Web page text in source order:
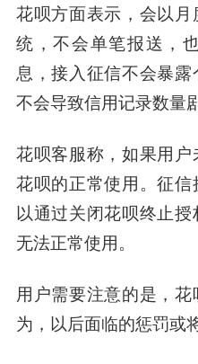
花呗方面表示， 会以月
统，不会单笔报送，
息，接入征信不会暴
不会导致信用记录数量
花呗客服称，如果用
花呗的正常使用。征
以通过关闭花呗终止
无法正常使用。
用户需要注意的是，
为，以后面临的惩罚或